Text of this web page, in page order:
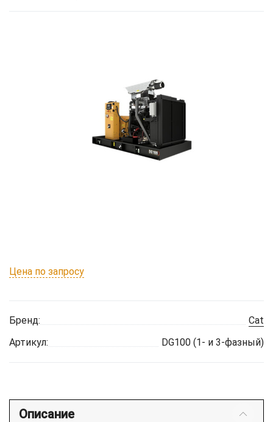
Цена по запросу
Бренд:
Cat
Артикул:
DG100 (1- и 3-фазный)
Описание